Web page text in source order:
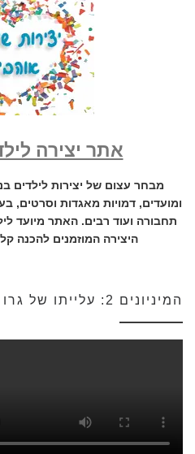
אתר יצירה
מבחר עצום של יצירות לילדים
ומועדים, דמויות מאגדות וסרטים,
תחבורה ועוד רבים. האתר מיועד
היצירה המוזמנים להכנה
המיניונים 2: עלייתו של גרו – מדובב לעברית